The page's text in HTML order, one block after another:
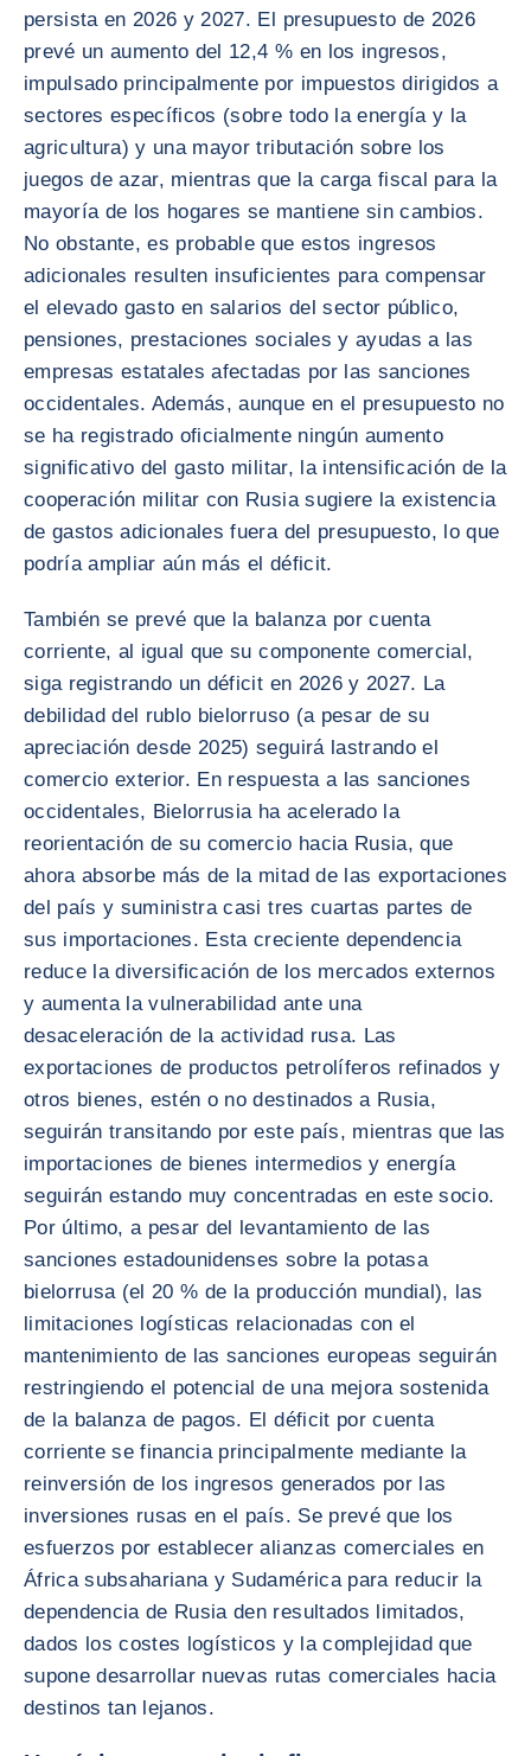
persista en 2026 y 2027. El presupuesto de 2026
prevé un aumento del 12,4 % en los ingresos,
impulsado principalmente por impuestos dirigidos a
sectores específicos (sobre todo la energía y la
agricultura) y una mayor tributación sobre los
juegos de azar, mientras que la carga fiscal para la
mayoría de los hogares se mantiene sin cambios.
No obstante, es probable que estos ingresos
adicionales resulten insuficientes para compensar
el elevado gasto en salarios del sector público,
pensiones, prestaciones sociales y ayudas a las
empresas estatales afectadas por las sanciones
occidentales. Además, aunque en el presupuesto no
se ha registrado oficialmente ningún aumento
significativo del gasto militar, la intensificación de la
cooperación militar con Rusia sugiere la existencia
de gastos adicionales fuera del presupuesto, lo que
podría ampliar aún más el déficit.
También se prevé que la balanza por cuenta
corriente, al igual que su componente comercial,
siga registrando un déficit en 2026 y 2027. La
debilidad del rublo bielorruso (a pesar de su
apreciación desde 2025) seguirá lastrando el
comercio exterior. En respuesta a las sanciones
occidentales, Bielorrusia ha acelerado la
reorientación de su comercio hacia Rusia, que
ahora absorbe más de la mitad de las exportaciones
del país y suministra casi tres cuartas partes de
sus importaciones. Esta creciente dependencia
reduce la diversificación de los mercados externos
y aumenta la vulnerabilidad ante una
desaceleración de la actividad rusa. Las
exportaciones de productos petrolíferos refinados y
otros bienes, estén o no destinados a Rusia,
seguirán transitando por este país, mientras que las
importaciones de bienes intermedios y energía
seguirán estando muy concentradas en este socio.
Por último, a pesar del levantamiento de las
sanciones estadounidenses sobre la potasa
bielorrusa (el 20 % de la producción mundial), las
limitaciones logísticas relacionadas con el
mantenimiento de las sanciones europeas seguirán
restringiendo el potencial de una mejora sostenida
de la balanza de pagos. El déficit por cuenta
corriente se financia principalmente mediante la
reinversión de los ingresos generados por las
inversiones rusas en el país. Se prevé que los
esfuerzos por establecer alianzas comerciales en
África subsahariana y Sudamérica para reducir la
dependencia de Rusia den resultados limitados,
dados los costes logísticos y la complejidad que
supone desarrollar nuevas rutas comerciales hacia
destinos tan lejanos.